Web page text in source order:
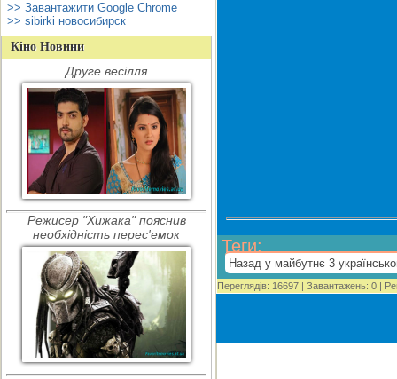
>> Завантажити Google Chrome
>> sibirki новосибирск
Кіно Новини
Друге весілля
Режисер "Хижака" пояснив
необхідність перес'емок
Теги:
Назад у майбутнє 3
Переглядів: 16697 | Завантажень: 0 |